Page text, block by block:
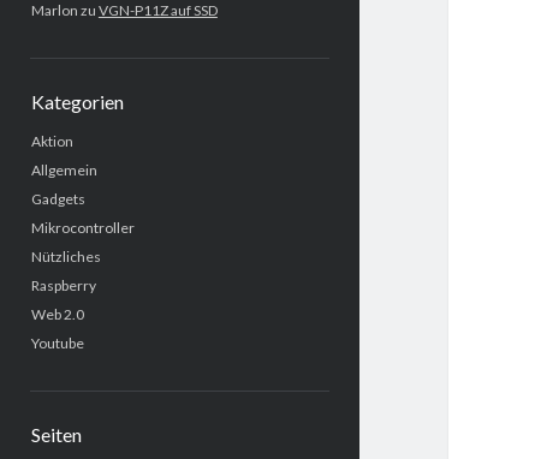
Marlon zu VGN-P11Z auf SSD
Kategorien
Aktion
Allgemein
Gadgets
Mikrocontroller
Nützliches
Raspberry
Web 2.0
Youtube
Seiten